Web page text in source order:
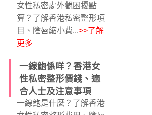
女性私密處外觀困擾點
算？了解香港私密整形項
目、陰唇縮小費...>>了解
更多
一線鮑係咩？香港女
性私密整形價錢、適
合人士及注意事項
一線鮑是什麼？了解香港